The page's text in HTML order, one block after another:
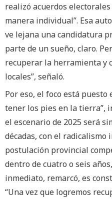
realizó acuerdos
manera individual”. Esa
ve lejana una candidatura
parte de un sueño, claro.
recuperar la herramienta y
locales”, señaló.
Por eso, el foco está puesto
tener los pies en la tierra”,
el escenario de 2025 será
décadas, con el
postulación provincial
dentro de cuatro o seis
inmediato, remarcó, es
“Una vez que logremos